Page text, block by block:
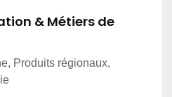
& Métiers de
Produits régionaux,